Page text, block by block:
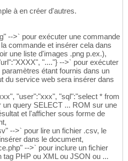
à en créer d'autres.
-->` pour exécuter une commande
commande et insérer cela dans
une liste d'images .png p.ex.),
"...."} -->` pour exécuter
étant fournis dans un
du service web sera insérer dans
"user":"xxx", "sql":"select * from
un query SELECT ... ROM sur une
et l'afficher sous forme de
-->` pour lire un fichier .csv, le
dans le document,
-->` pour inclure un fichier
tag PHP ou XML ou JSON ou ...